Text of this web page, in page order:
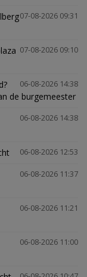
07-08-2026 09:31
07-08-2026 09:10
06-08-2026 14:38
de burgemeester
06-08-2026 14:38
06-08-2026 12:53
06-08-2026 11:37
06-08-2026 11:21
06-08-2026 11:00